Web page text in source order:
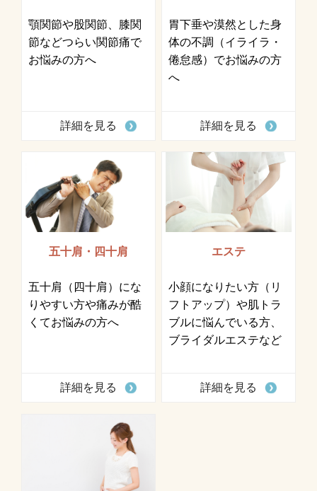
顎関節や股関節、膝関
節などつらい関節痛で
お悩みの方へ
詳細を見る
胃下垂や漠然とした身
体の不調（イライラ・
倦怠感）でお悩みの方
へ
詳細を見る
五十肩・四十肩
五十肩（四十肩）にな
りやすい方や痛みが酷
くてお悩みの方へ
詳細を見る
エステ
小顔になりたい方（リ
フトアップ）や肌トラ
ブルに悩んでいる方、
ブライダルエステなど
詳細を見る